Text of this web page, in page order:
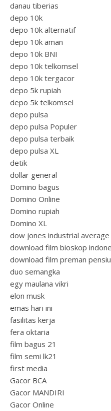
danau tiberias
depo 10k
depo 10k alternatif
depo 10k aman
depo 10k BNI
depo 10k telkomsel
depo 10k tergacor
depo 5k rupiah
depo 5k telkomsel
depo pulsa
depo pulsa Populer
depo pulsa terbaik
depo pulsa XL
detik
dollar general
Domino bagus
Domino Online
Domino rupiah
Domino XL
dow jones industrial average
download film bioskop
download film preman
duo semangka
egy maulana vikri
elon musk
emas hari ini
fasilitas kerja
fera oktaria
film bagus 21
film semi lk21
first media
Gacor BCA
Gacor MANDIRI
Gacor Online